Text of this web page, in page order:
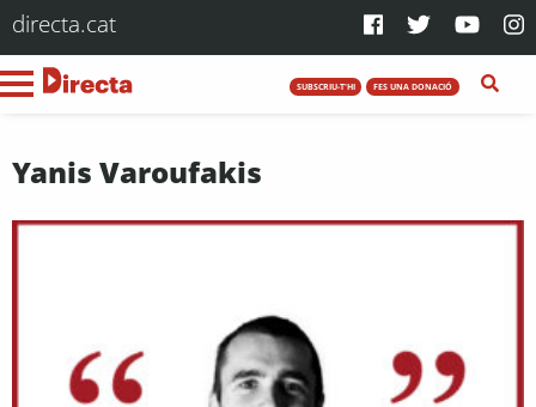
directa.cat
SUBSCRIU-T'HI FES UNA DONACIÓ
Yanis Varoufakis